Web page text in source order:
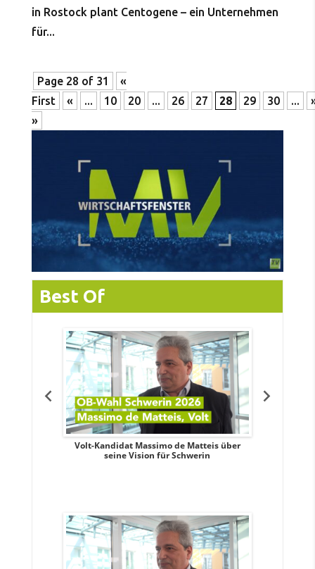
in Rostock plant Centogene – ein Unternehmen
für...
Page 28 of 31
«
First
« ... 10 20 ... 26 27 28 29 30 ...
»
Best Of
Volt-Kandidat Massimo de Matteis über
seine Vision für Schwerin